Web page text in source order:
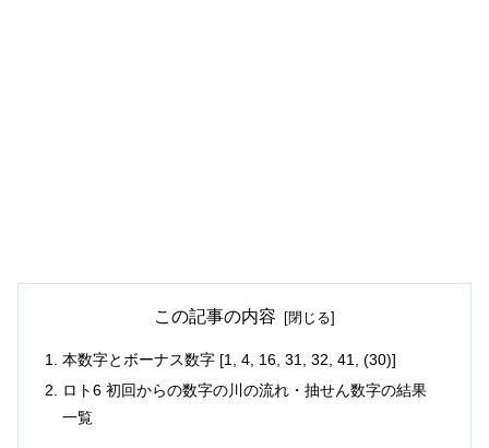
この記事の内容
本数字とボーナス数字 [1, 4, 16, 31, 32, 41, (30)]
ロト6 初回からの数字の川の流れ・抽せん数字の結果
一覧